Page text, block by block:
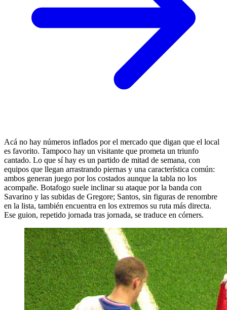
Acá no hay números inflados por el mercado que digan que el local
es favorito. Tampoco hay un visitante que prometa un triunfo
cantado. Lo que sí hay es un partido de mitad de semana, con
equipos que llegan arrastrando piernas y una característica común:
ambos generan juego por los costados aunque la tabla no los
acompañe. Botafogo suele inclinar su ataque por la banda con
Savarino y las subidas de Gregore; Santos, sin figuras de renombre
en la lista, también encuentra en los extremos su ruta más directa.
Ese guion, repetido jornada tras jornada, se traduce en córners.